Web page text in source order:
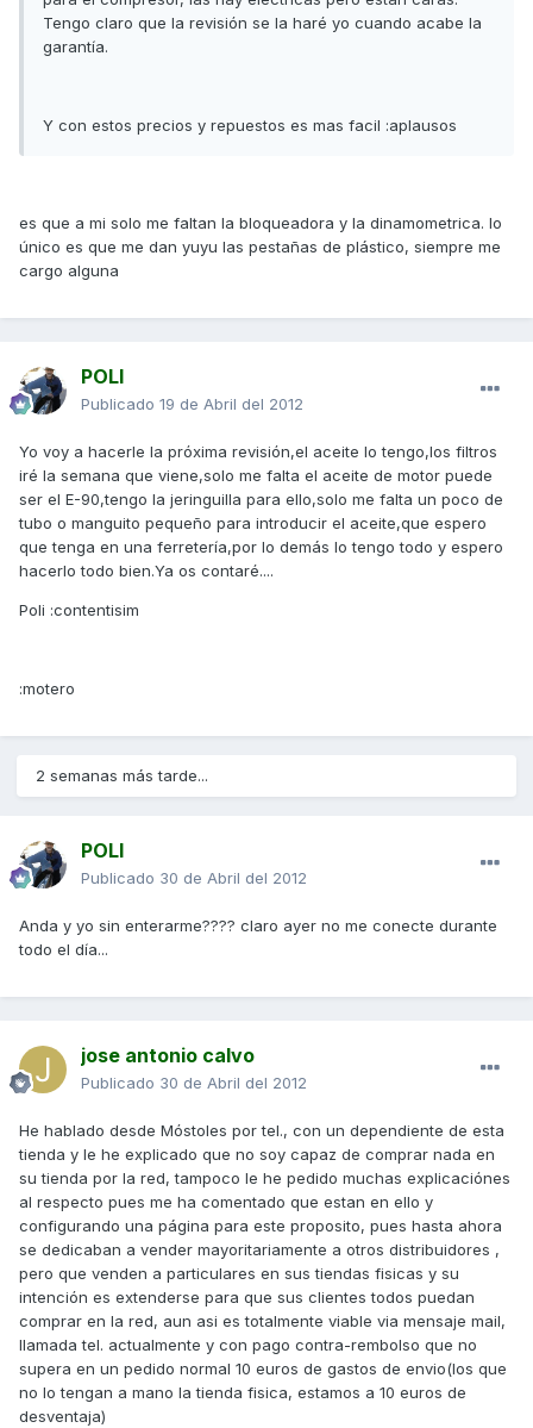
Tengo claro que la revisión se la haré yo cuando acabe la
garantía.
Y con estos precios y repuestos es mas facil :aplausos
es que a mi solo me faltan la bloqueadora y la dinamometrica. lo
único es que me dan yuyu las pestañas de plástico, siempre me
cargo alguna
POLI
Publicado 19 de Abril del 2012
Yo voy a hacerle la próxima revisión,el aceite lo tengo,los filtros
iré la semana que viene,solo me falta el aceite de motor puede
ser el E-90,tengo la jeringuilla para ello,solo me falta un poco de
tubo o manguito pequeño para introducir el aceite,que espero
que tenga en una ferretería,por lo demás lo tengo todo y espero
hacerlo todo bien.Ya os contaré....
Poli :contentisim
:motero
2 semanas más tarde...
POLI
Publicado 30 de Abril del 2012
Anda y yo sin enterarme???? claro ayer no me conecte durante
todo el día...
jose antonio calvo
Publicado 30 de Abril del 2012
He hablado desde Móstoles por tel., con un dependiente de esta
tienda y le he explicado que no soy capaz de comprar nada en
su tienda por la red, tampoco le he pedido muchas explicaciónes
al respecto pues me ha comentado que estan en ello y
configurando una página para este proposito, pues hasta ahora
se dedicaban a vender mayoritariamente a otros distribuidores ,
pero que venden a particulares en sus tiendas fisicas y su
intención es extenderse para que sus clientes todos puedan
comprar en la red, aun asi es totalmente viable via mensaje mail,
llamada tel. actualmente y con pago contra-rembolso que no
supera en un pedido normal 10 euros de gastos de envio(los que
no lo tengan a mano la tienda fisica, estamos a 10 euros de
desventaja)